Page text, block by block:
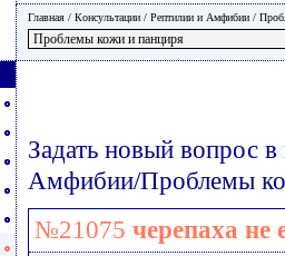
Главная / Консультации / Рептилии и Амфибии /
Задать новый вопрос
Амфибии/Проблемы
№21075 черепаха не